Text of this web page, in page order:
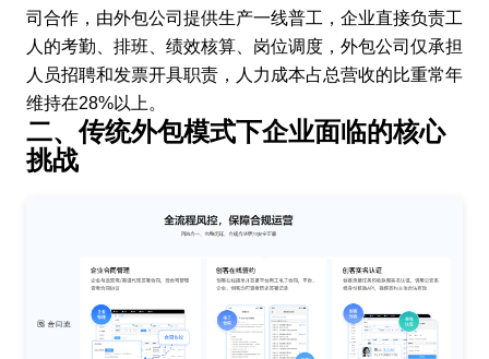
司合作，由外包公司提供生产一线普工，企业直接负责工
人的考勤、排班、绩效核算、岗位调度，外包公司仅承担
人员招聘和发票开具职责，人力成本占总营收的比重常年
维持在28%以上。
二、传统外包模式下企业面临的核心
挑战